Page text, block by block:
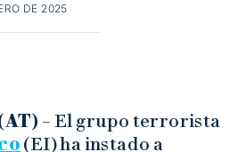
DE 2025
– El grupo terrorista
(EI) ha instado a